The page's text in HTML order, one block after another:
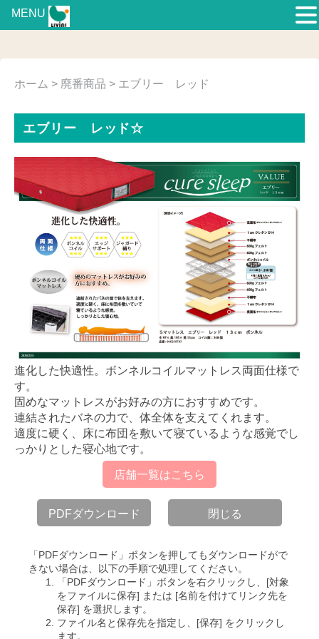
ホーム > 廃番商品 > エブリー レッド
エブリー レッド☆
進化した快適性。ボンネルコイルマットレス両面仕様で
す。
固めなマットレスがお好みの方におすすめです。
連結されたバネの力で、体全体を支えてくれます。
適度に硬く、床に布団を敷いて寝ているような感覚でし
っかりとした寝心地です。
店舗一覧はこちら
PDFダウンロード 閉じる
「PDFダウンロード」ボタンを押してもダウンロードがで
きない場合は、以下の手順で処理してください。
「PDFダウンロード」ボタンを右クリックし、[対象
をファイルに保存] または [名前を付けてリンク先を
保存] を選択します。
ファイル名と保存先を指定し、[保存] をクリックし
ます。
MENU